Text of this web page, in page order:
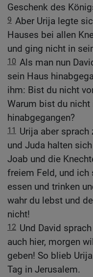
Geschenk des
9 Aber Urija legte
Hauses bei allen
und ging nicht in
10 Als man nun
sein Haus
ihm: Bist du nicht
Warum bist du nicht
hinabgegangen?
11
Urija aber sprach
und Juda halten
Joab und die
freiem Feld, und ich
essen und trinken
wahr du lebst und
nicht!
12 Und David
auch hier, morgen
geben! So blieb
Tag in Jerusalem.